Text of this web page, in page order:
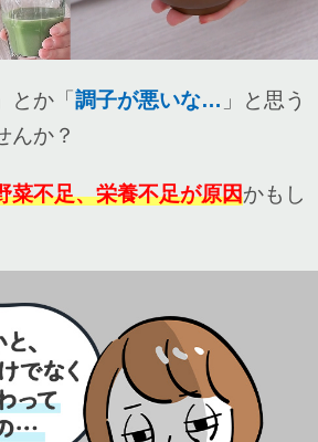
」とか「調子が悪いな… 」と思う
んか？
菜不足、栄養不足が原因かもし